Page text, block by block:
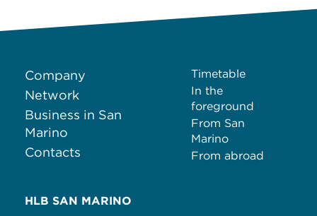
Company
Network
Business in San
Marino
Contacts
Timetable
In the
foreground
From San
Marino
From abroad
HLB SAN MARINO